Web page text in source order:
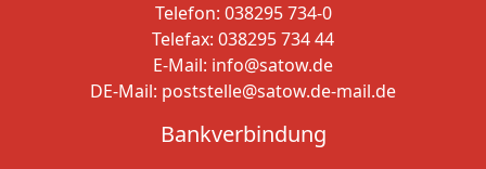
Telefon: 038295 734-0
Telefax: 038295 734 44
E-Mail: info@satow.de
DE-Mail: poststelle@satow.de-mail.de
Bankverbindung